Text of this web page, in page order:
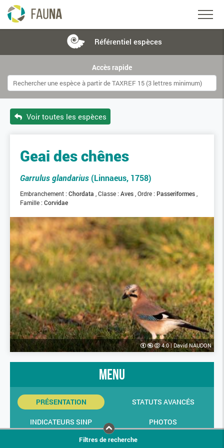
Référentiel espèces
Accès rapide
Voir toutes les espèces
Geai des chênes
Garrulus glandarius (Linnaeus, 1758)
Embranchement : Chordata Classe : Aves Ordre : Passeriformes
Famille : Corvidae
4.0| David NAUDON
menu
PRÉSENTATION STATUTS AVANCÉS
INDICATEURS SINP
PHOTOS
Filtres de recherche